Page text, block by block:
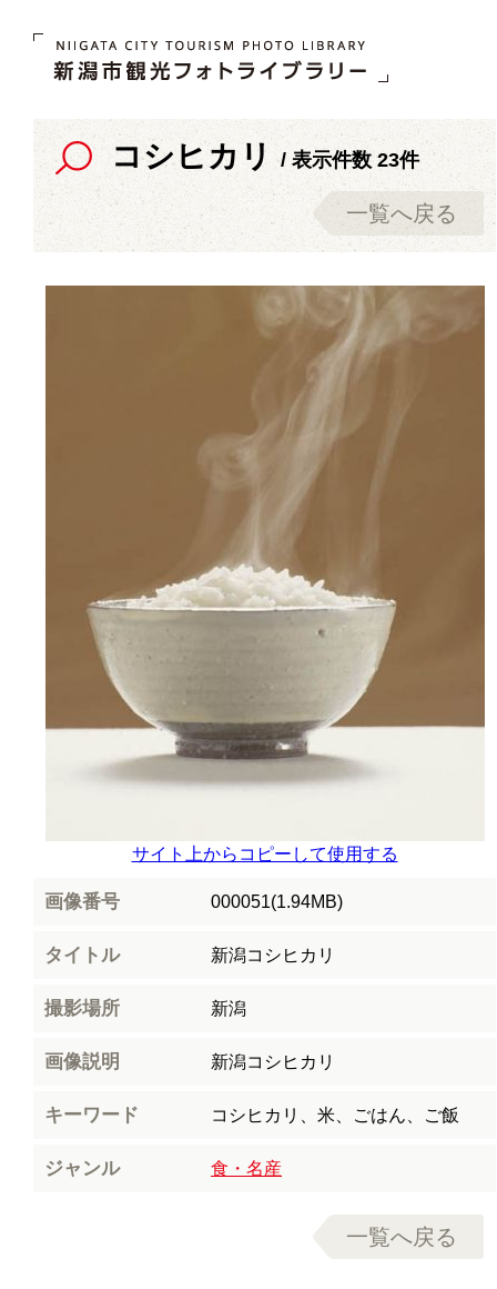
コシヒカリ / 表示件数 23件
一覧へ戻る
サイト上からコピーして使用する
画像番号 000051(1.94MB)
タイトル 新潟コシヒカリ
撮影場所 新潟
画像説明 新潟コシヒカリ
キーワード コシヒカリ、米、ごはん、ご飯
ジャンル 食・名産
一覧へ戻る